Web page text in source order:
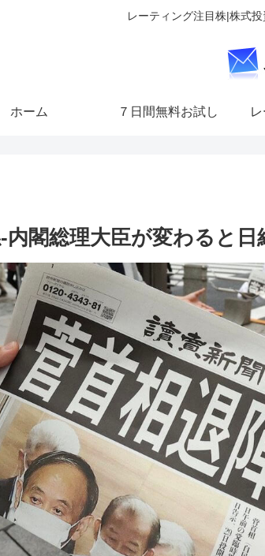
レーティング注目株|株式
ホーム ７日間無料お試し
閣総理大臣が変わると日